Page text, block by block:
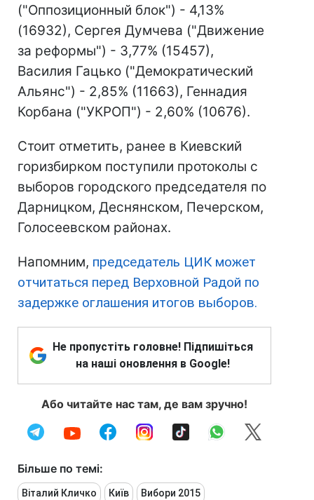
("Оппозиционный блок") - 4,13%
(16932), Сергея Думчева ("Движение
за реформы") - 3,77% (15457),
Василия Гацько ("Демократический
Альянс") - 2,85% (11663), Геннадия
Корбана ("УКРОП") - 2,60% (10676).
Стоит отметить, ранее в Киевский
горизбирком поступили протоколы с
выборов городского председателя по
Дарницком, Деснянском, Печерском,
Голосеевском районах.
Напомним, председатель ЦИК может
отчитаться перед Верховной Радой по
задержке оглашения итогов выборов.
Не пропустіть головне! Підпишіться
на наші оновлення в Google!
Або читайте нас там, де вам зручно!
Більше по темі:
Віталий Кличко Київ Вибори 2015